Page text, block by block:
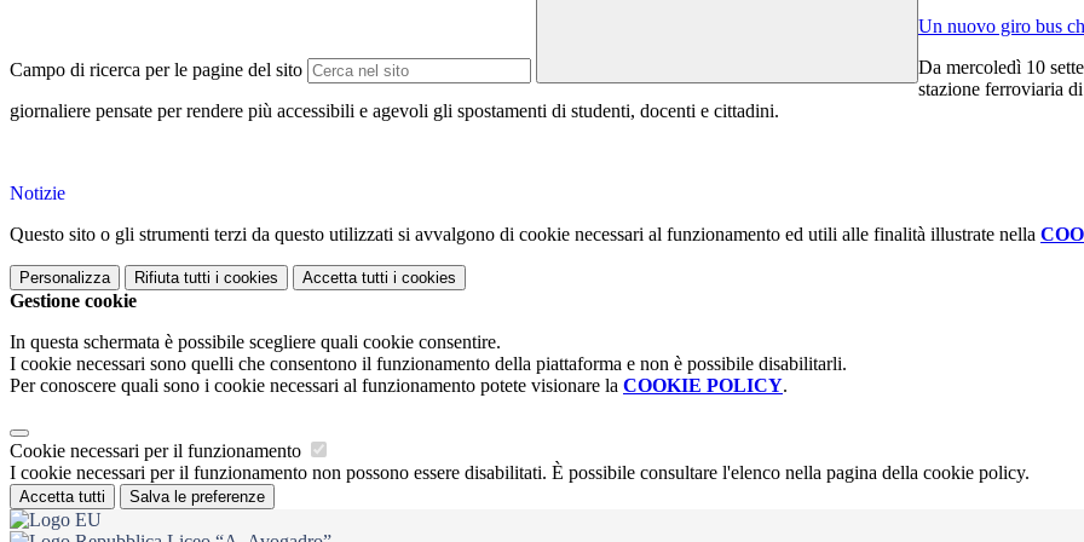
Campo di ricerca per le pagine del sito
Un nuovo giro bus
Da mercoledì 10
stazione ferroviaria
giornaliere pensate per rendere più accessibili e agevoli gli spostamenti di studenti, docenti e cittadini.
Notizie
Questo sito o gli strumenti terzi da questo utilizzati si avvalgono di cookie necessari al funzionamento ed utili alle finalità illustrate nella
Personalizza Rifiuta tutti i cookies Accetta tutti i cookies
Gestione cookie
In questa schermata è possibile scegliere quali cookie consentire.
I cookie necessari sono quelli che consentono il funzionamento della piattaforma e non è possibile disabilitarli.
Per conoscere quali sono i cookie necessari al funzionamento potete visionare la COOKIE POLICY.
Cookie necessari per il funzionamento
I cookie necessari per il funzionamento non possono essere disabilitati. È possibile consultare l'elenco nella pagina della cookie policy.
Accetta tutti Salva le preferenze